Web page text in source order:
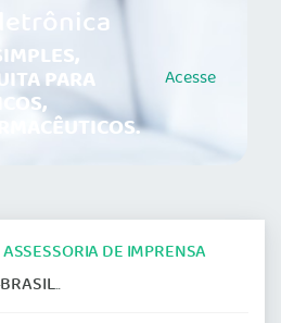
PARA Acesse
ASSESSORIA DE IMPRENSA
PELO CFM E O CREMERO